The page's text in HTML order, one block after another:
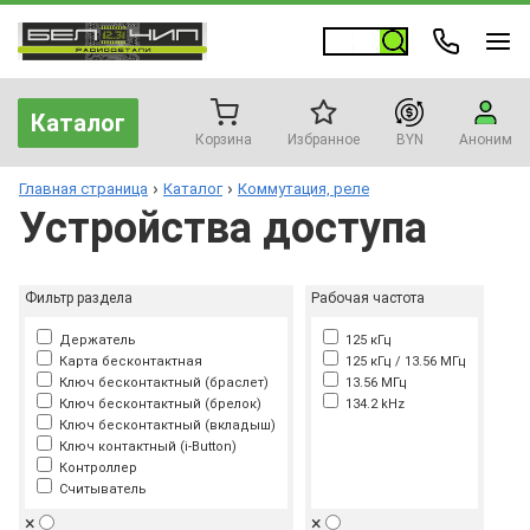
Каталог
Корзина Избранное BYN Аноним
Главная страница Каталог Коммутация, реле
Устройства доступа
Фильтр раздела
Держатель
Карта бесконтактная
Ключ бесконтактный (браслет)
Ключ бесконтактный (брелок)
Ключ бесконтактный (вкладыш)
Ключ контактный (i-Button)
Контроллер
Считыватель
×
Рабочая частота
125 кГц
125 кГц / 13.56 МГц
13.56 МГц
134.2 kHz
×